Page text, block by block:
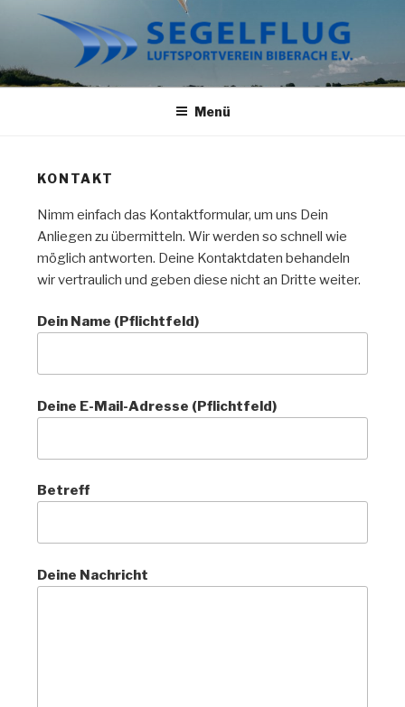
SEGELFLUG BIBERACH
Wir haben nur Fliegen im Kopf.
Menü
KONTAKT
Nimm einfach das Kontaktformular, um uns Dein
Anliegen zu übermitteln. Wir werden so schnell wie
möglich antworten. Deine Kontaktdaten behandeln
wir vertraulich und geben diese nicht an Dritte weiter.
Dein Name (Pflichtfeld)
Deine E-Mail-Adresse (Pflichtfeld)
Betreff
Deine Nachricht